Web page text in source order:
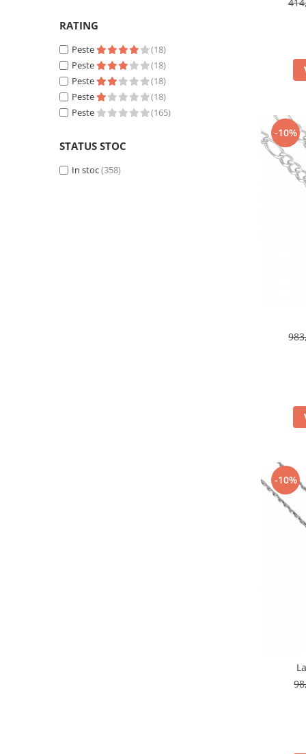
RATING
Peste
(18)
Peste
(18)
Peste
(18)
Peste
(18)
Peste
(165)
STATUS STOC
In stoc(358)
-10%
-10%